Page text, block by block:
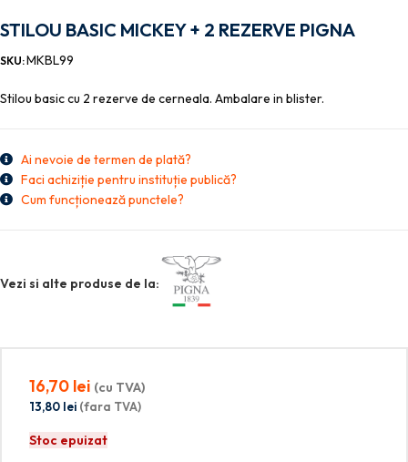
STILOU BASIC MICKEY + 2 REZERVE PIGNA
SKU:MKBL99
Stilou basic cu 2 rezerve de cerneala. Ambalare in blister.
Ai nevoie de termen de plată?
Faci achiziție pentru instituție publică?
Cum funcționează punctele?
Vezi si alte produse de la:
16,70 lei (cu TVA)
13,80 lei (fara TVA)
Stoc epuizat